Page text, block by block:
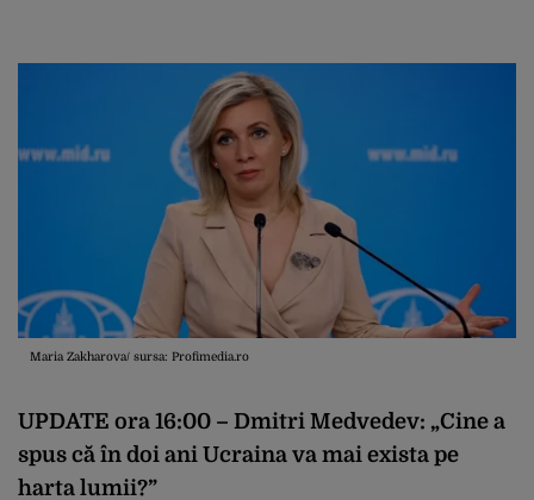
Maria Zakharova/ sursa: Profimedia.ro
UPDATE ora 16:00 – Dmitri Medvedev: „Cine a
spus că în doi ani Ucraina va mai exista pe
harta lumii?”